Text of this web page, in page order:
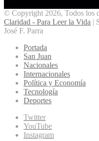
© Copyright 2026, Todos los
Claridad - Para Leer la Vida |
José F. Parra
Portada
San Juan
Nacionales
Internacionales
Política y Economía
Tecnología
Deportes
Twitter
YouTube
Instagram